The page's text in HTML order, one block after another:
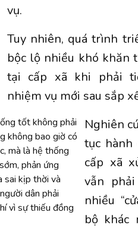
vụ.
Tuy nhiên, quá trình
bộc lộ nhiều khó khăn
tại cấp xã khi phải
nhiệm vụ mới sau sắp
tốt không phải
không bao giờ có
mà là hệ thống
phản ứng
sai kịp thời và
dân phải
vì sự thiếu đồng
Nghiên
tục hành
cấp xã
vẫn
nhiều
bộ khác